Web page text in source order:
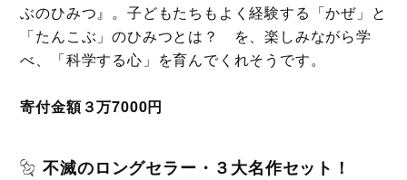
ぶのひみつ』。子どもたちもよく経験する「かぜ」と
「たんこぶ」のひみつとは？ を、楽しみながら学
べ、「科学する心」を育んでくれそうです。
寄付金額３万7000円
不滅のロングセラー・３大名作セット！